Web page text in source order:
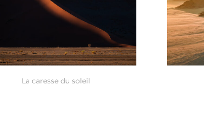
La caresse du soleil